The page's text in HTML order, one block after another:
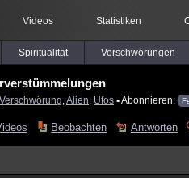
Videos Statistiken
Spiritualität Verschwörungen
Verschwörung Alien Ufos ▪ Abonnieren:
Beobachten Antworten